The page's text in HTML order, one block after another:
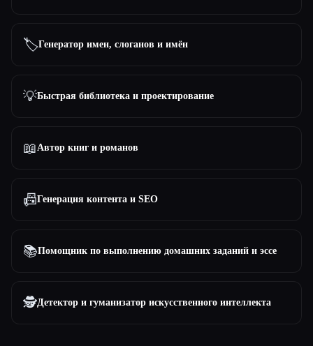
🏷️Генератор имен, слоганов и имён
💡Быстрая библиотека и проектирование
📖Автор книг и романов
📠Генерация контента и SEO
📚Помощник по выполнению домашних заданий и эссе
🕵️Детектор и гуманизатор искусственного интеллекта